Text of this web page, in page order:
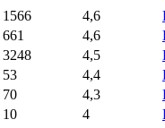
1566 4,6
661 4,6
3248 4,5
53 4,4
70 4,3
10 4